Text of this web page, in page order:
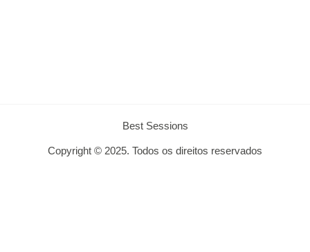
Best Sessions
Copyright © 2025. Todos os direitos reservados